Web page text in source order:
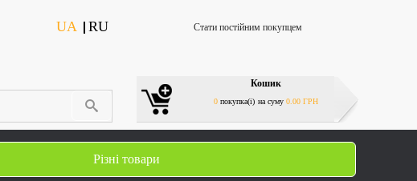
UA RU Стати постійним покупцем
Кошик
0 покупка(і) на суму0.00 ГРН
Різні товари